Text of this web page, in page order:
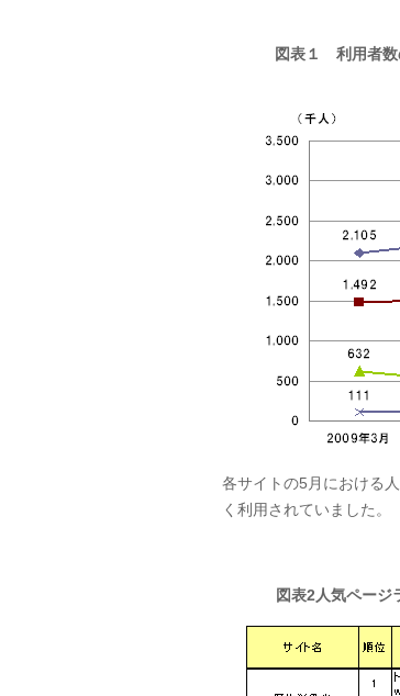
図表１ 利用者数
各サイトの5月における
く利用されていました。
図表2人気ページ